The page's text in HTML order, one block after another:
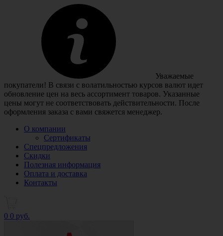
Уважаемые
покупатели! В связи с волатильностью курсов валют идет
обновление цен на весь ассортимент товаров. Указанные
цены могут не соответствовать действительности. После
оформления заказа с вами свяжется менеджер.
О компании
Сертификаты
Спецпредложения
Скидки
Полезная информация
Оплата и доставка
Контакты
0 0 руб.